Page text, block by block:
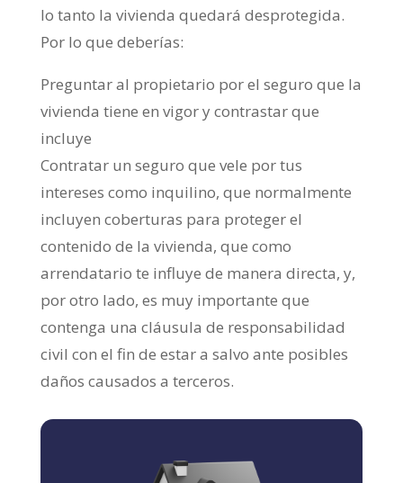
lo tanto la vivienda quedará desprotegida.
Por lo que deberías:
Preguntar al propietario por el seguro que la
vivienda tiene en vigor y contrastar que
incluye
Contratar un seguro que vele por tus
intereses como inquilino, que normalmente
incluyen coberturas para proteger el
contenido de la vivienda, que como
arrendatario te influye de manera directa, y,
por otro lado, es muy importante que
contenga una cláusula de responsabilidad
civil con el fin de estar a salvo ante posibles
daños causados a terceros.